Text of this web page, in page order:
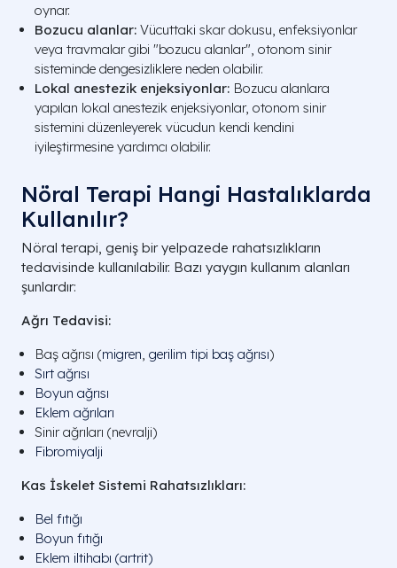
oynar.
Bozucu alanlar: Vücuttaki skar dokusu, enfeksiyonlar
veya travmalar gibi "bozucu alanlar", otonom sinir
sisteminde dengesizliklere neden olabilir.
Lokal anestezik enjeksiyonlar: Bozucu alanlara
yapılan lokal anestezik enjeksiyonlar, otonom sinir
sistemini düzenleyerek vücudun kendi kendini
iyileştirmesine yardımcı olabilir.
Nöral Terapi Hangi Hastalıklarda
Kullanılır?
Nöral terapi, geniş bir yelpazede rahatsızlıkların
tedavisinde kullanılabilir. Bazı yaygın kullanım alanları
şunlardır:
Ağrı Tedavisi:
Baş ağrısı (migren, gerilim tipi baş ağrısı)
Sırt ağrısı
Boyun ağrısı
Eklem ağrıları
Sinir ağrıları (nevralji)
Fibromiyalji
Kas İskelet Sistemi Rahatsızlıkları:
Bel fıtığı
Boyun fıtığı
Eklem iltihabı (artrit)